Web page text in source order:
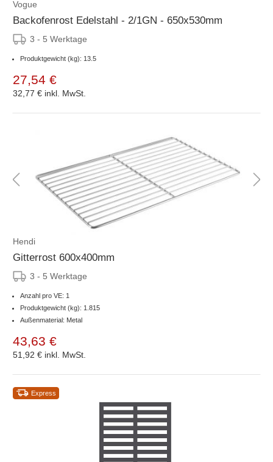
Vogue
Backofenrost Edelstahl - 2/1GN - 650x530mm
3 - 5 Werktage
Produktgewicht (kg): 13.5
27,54 €
32,77 € inkl. MwSt.
Hendi
Gitterrost 600x400mm
3 - 5 Werktage
Anzahl pro VE: 1
Produktgewicht (kg): 1.815
Außenmaterial: Metal
43,63 €
51,92 € inkl. MwSt.
Express